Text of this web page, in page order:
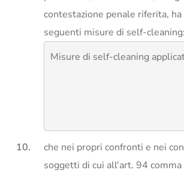
contestazione penale riferita,
seguenti misure di self-cleaning:
che nei propri confronti e nei
soggetti di cui all'art. 94 comma